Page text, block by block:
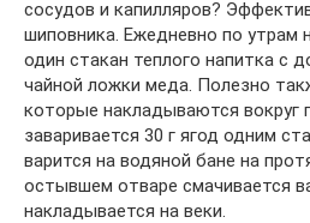
сосудов и капилляров?
шиповника. Ежедневно по утрам
один стакан теплого напитка с
чайной ложки меда. Полезно
которые накладываются вокруг
заваривается 30 г ягод одним
варится на водяной бане на
остывшем отваре смачивается
накладывается на веки.